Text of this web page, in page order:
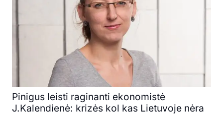
Pinigus leisti raginanti ekonomistė
J.Kalendienė: krizės kol kas Lietuvoje nėra